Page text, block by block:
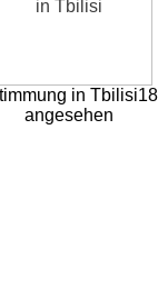
in Tbilisi
angesehen